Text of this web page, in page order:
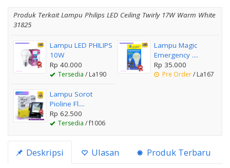
Produk Terkait Lampu Philips LED Ceiling Twirly 17W Warm White
31825
Lampu LED PHILIPS
10W
Rp 40.000
Tersedia / La190
Lampu Magic
Emergency ....
Rp 35.000
Pre Order/ La167
Lampu Sorot
Pioline Fl....
Rp 62.500
Tersedia / f1006
Deskripsi Ulasan Produk Terbaru